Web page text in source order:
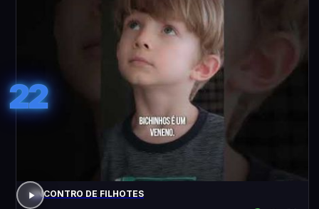
22
ENCONTRO DE FILHOTES